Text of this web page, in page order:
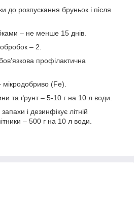
до розпускання бруньок і після
– не менше 15 днів.
– 2.
профілактична
мікродобриво (Fe).
та ґрунт – 5-10 г на 10 л води.
і дезинфікує літній
– 500 г на 10 л води.